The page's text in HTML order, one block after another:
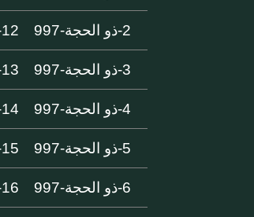
2-ذو الحجة-997 12-أكتوبر-1589
3-ذو الحجة-997 13-أكتوبر-1589
4-ذو الحجة-997 14-أكتوبر-1589
5-ذو الحجة-997 15-أكتوبر-1589
6-ذو الحجة-997 16-أكتوبر-1589